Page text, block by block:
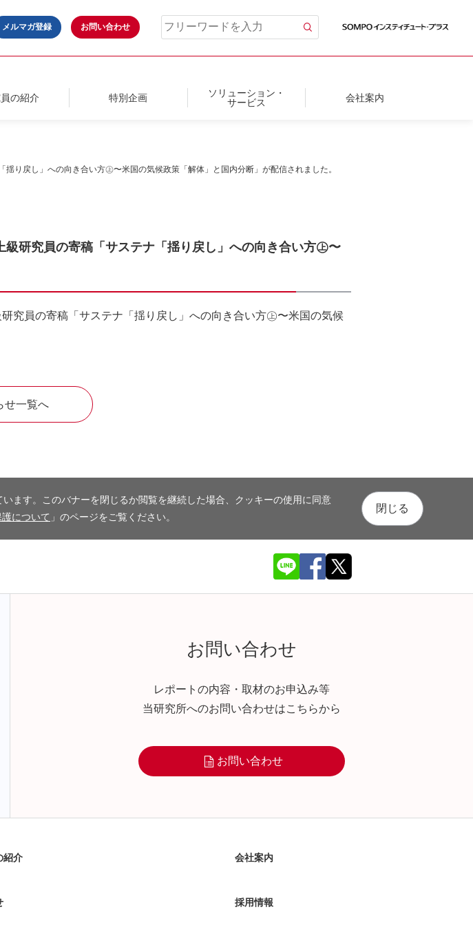
メルマガ登録 お問い合わせ
の紹介 特別企画
ソリューション・
サービス
会社案内
り戻し」への向き合い方㊤〜米国の気候政策「解体」と国内分断」が配信されました。
研究員の寄稿「サステナ「揺り戻し」への向き合い方㊤〜
究員の寄稿「サステナ「揺り戻し」への向き合い方㊤〜米国の気候
せ一覧へ
ます。このバナーを閉じるか閲覧を継続した場合、クッキーの使用に同意
について 」のページをご覧ください。
閉じる
お問い合わせ
レポートの内容・取材のお申込み等
当研究所へのお問い合わせはこちらから
お問い合わせ
紹介 会社案内
採用情報